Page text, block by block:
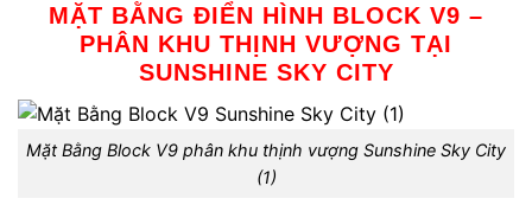
MẶT BẰNG ĐIỂN HÌNH BLOCK V9 –
PHÂN KHU THỊNH VƯỢNG TẠI
SUNSHINE SKY CITY
Mặt Bằng Block V9 phân khu thịnh vượng Sunshine Sky City
(1)